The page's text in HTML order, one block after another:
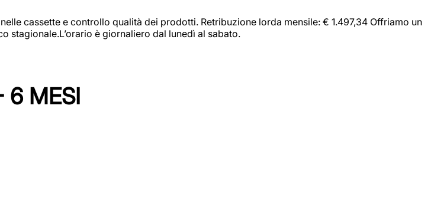
cassette e controllo qualità dei prodotti. Retribuzione lorda mensile: € 1.497,34 Offriamo un
stagionale.L’orario è giornaliero dal lunedì al sabato.
6 MESI